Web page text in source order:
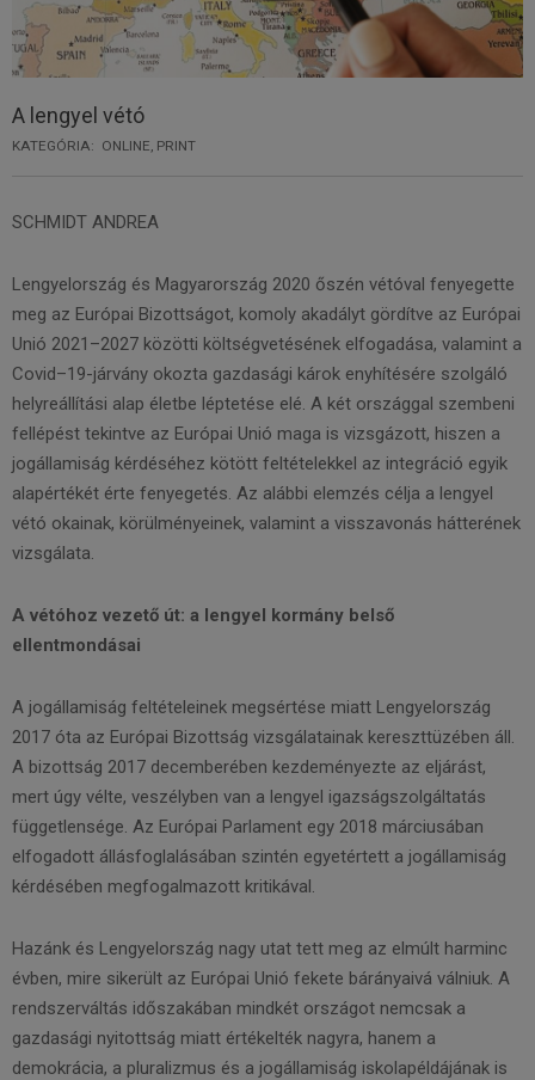
A lengyel vétó
KATEGÓRIA: ONLINE PRINT
SCHMIDT ANDREA
Lengyelország és Magyarország 2020 őszén vétóval fenyegette
meg az Európai Bizottságot, komoly akadályt gördítve az Európai
Unió 2021–2027 közötti költségvetésének elfogadása, valamint a
Covid–19-járvány okozta gazdasági károk enyhítésére szolgáló
helyreállítási alap életbe léptetése elé. A két országgal szembeni
fellépést tekintve az Európai Unió maga is vizsgázott, hiszen a
jogállamiság kérdéséhez kötött feltételekkel az integráció egyik
alapértékét érte fenyegetés. Az alábbi elemzés célja a lengyel
vétó okainak, körülményeinek, valamint a visszavonás hátterének
vizsgálata.
A vétóhoz vezető út: a lengyel kormány belső
ellentmondásai
A jogállamiság feltételeinek megsértése miatt Lengyelország
2017 óta az Európai Bizottság vizsgálatainak kereszttüzében áll.
A bizottság 2017 decemberében kezdeményezte az eljárást,
mert úgy vélte, veszélyben van a lengyel igazságszolgáltatás
függetlensége. Az Európai Parlament egy 2018 márciusában
elfogadott állásfoglalásában szintén egyetértett a jogállamiság
kérdésében megfogalmazott kritikával.
Hazánk és Lengyelország nagy utat tett meg az elmúlt harminc
évben, mire sikerült az Európai Unió fekete bárányaivá válniuk. A
rendszerváltás időszakában mindkét országot nemcsak a
gazdasági nyitottság miatt értékelték nagyra, hanem a
demokrácia, a pluralizmus és a jogállamiság iskolapéldájának is